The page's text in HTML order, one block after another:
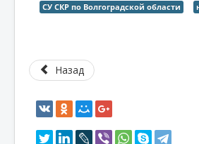
СУ СКР по Волгоградской области
Назад